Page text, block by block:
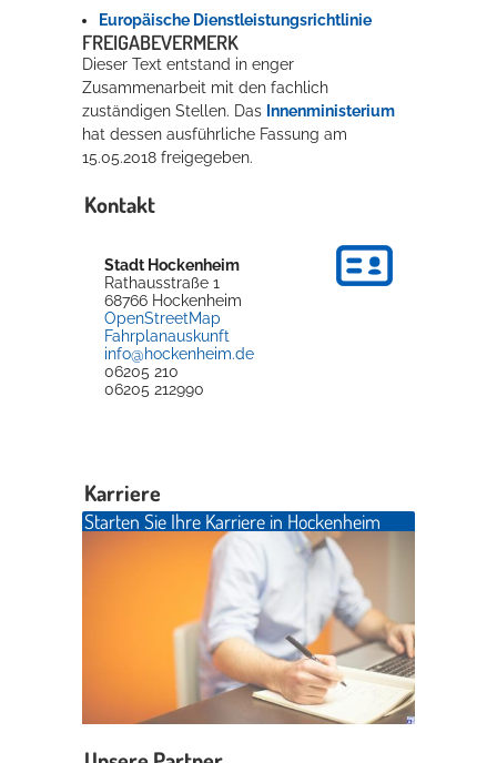
Europäische Dienstleistungsrichtlinie
FREIGABEVERMERK
Dieser Text entstand in enger
Zusammenarbeit mit den fachlich
zuständigen Stellen. Das Innenministerium
hat dessen ausführliche Fassung am
15.05.2018 freigegeben.
Kontakt
Stadt Hockenheim
Rathausstraße 1
68766 Hockenheim
OpenStreetMap
Fahrplanauskunft
info@hockenheim.de
06205 210
06205 212990
Karriere
Starten Sie Ihre Karriere in Hockenheim